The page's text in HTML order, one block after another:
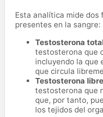
Esta analítica mide
presentes en la sangre:
Testosterona
testosterona que
incluyendo la que
que circula
Testosterona libre
testosterona que
que, por tanto,
los tejidos del